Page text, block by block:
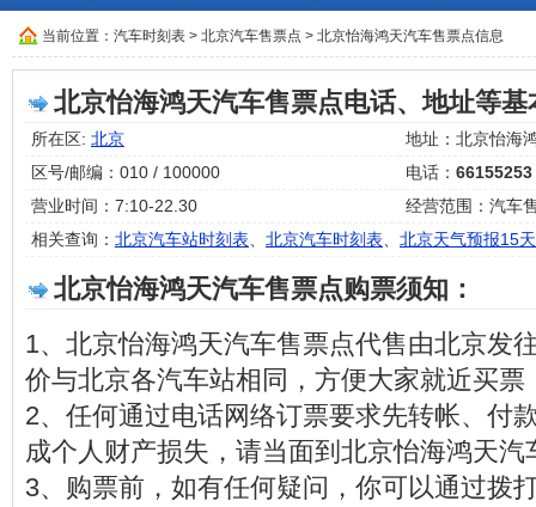
当前位置： 汽车时刻表 > 北京汽车售票点 > 北京怡海鸿天汽车售票点信息
北京怡海鸿天汽车售票点电话、地址等基
所在区: 北京
地址：北京怡海
区号/邮编：010 / 100000
电话： 66155253
营业时间：7:10-22.30
经营范围：汽车
相关查询： 北京汽车站时刻表 北京汽车时刻表 北京天气预报15天
北京怡海鸿天汽车售票点购票须知：
1、北京怡海鸿天汽车售票点代售由北京发
价与北京各汽车站相同，方便大家就近买票
2、任何通过电话网络订票要求先转帐、付
成个人财产损失，请当面到北京怡海鸿天
3、购票前，如有任何疑问，你可以通过拨